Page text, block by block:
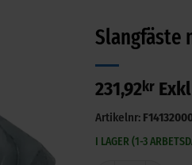
Slangfäste
231,92 kr
Artikelnr:
I LAGER (1-3